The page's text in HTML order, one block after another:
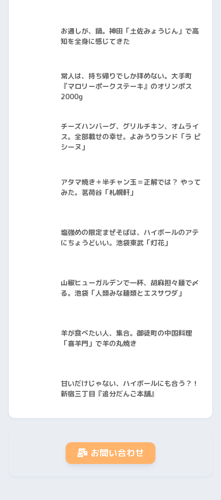
お通しが、鍋。神田「土佐みょうじん」で高
知を全身に感じてきた
常人は、持ち帰りでしか拝めない。大手町
『マロリーポークステーキ』のオリンポス
2000g
チーズハンバーグ、グリルチキン、オムライ
ス。全部載せの幸せ。よみうりランド「ラ ピ
シーヌ」
アタマ焼き＋半チャン玉＝正解では？ やって
みた。茗荷谷「札幌軒」
塩強めの限定まぜそばは、ハイボールのアテ
にちょうどいい。池袋東武「灯花」
山椒ヒューガルデンで一杯、胡麻担々麺で〆
る。池袋「人類みな麺類とエスサワダ」
羊が食べたい人、集合。御徒町の中国料理
「喜羊門」で羊の丸焼き
甘いだけじゃない、ハイボールにも合う？！
新宿三丁目『追分だんご本舗』
お問い合わせ